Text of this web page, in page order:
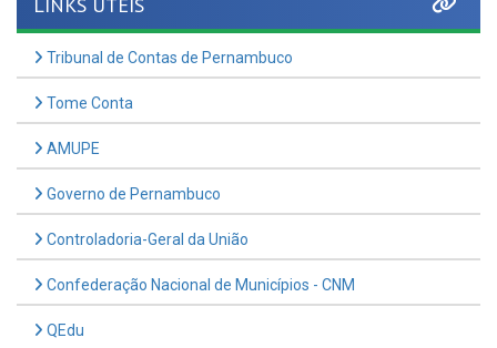
Tribunal de Contas de Pernambuco
Tome Conta
AMUPE
Governo de Pernambuco
Controladoria-Geral da União
Confederação Nacional de Municípios - CNM
QEdu
SICONFI - Tesouro Nacional